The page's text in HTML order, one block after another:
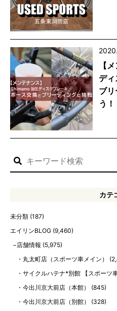
【
ディ
ブ
う！
カテ
未分類 (187)
エイリンBLOG (9,460)
店舗情報 (5,975)
丸太町店（スポーツ車メイン）
サイクルハテナ*別館 【スポーツ
今出川京大前店（本館）
(845)
今出川京大前店（別館）
(328)